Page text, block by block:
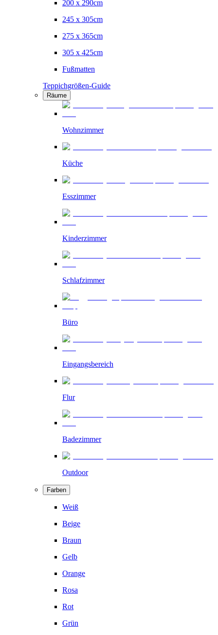
200 x 290cm
245 x 305cm
275 x 365cm
305 x 425cm
Fußmatten
Teppichgrößen-Guide
Räume
Wohnzimmer
Küche
Esszimmer
Kinderzimmer
Schlafzimmer
Büro
Eingangsbereich
Flur
Badezimmer
Outdoor
Farben
Weiß
Beige
Braun
Gelb
Orange
Rosa
Rot
Grün